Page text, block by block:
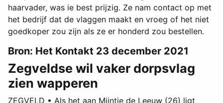
haarvader, was ie best prijzig. Ze nam contact op met
het bedrijf dat de vlaggen maakt en vroeg of het niet
goedkoper zou zijn als ze er honderd zou bestellen.
Bron: Het Kontakt 23 december 2021
Zegveldse wil vaker dorpsvlag
zien wapperen
ZEGVELD • Als het aan Mijntje de Leeuw (26) ligt